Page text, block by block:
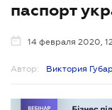
паспорт
14 февраля 2020,
Автор: Виктория